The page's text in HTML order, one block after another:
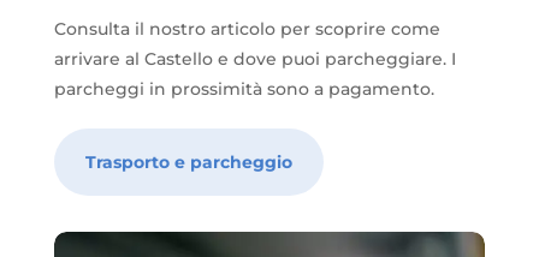
Consulta il nostro articolo per scoprire come
arrivare al Castello e dove puoi parcheggiare. I
parcheggi in prossimità sono a pagamento.
Trasporto e parcheggio